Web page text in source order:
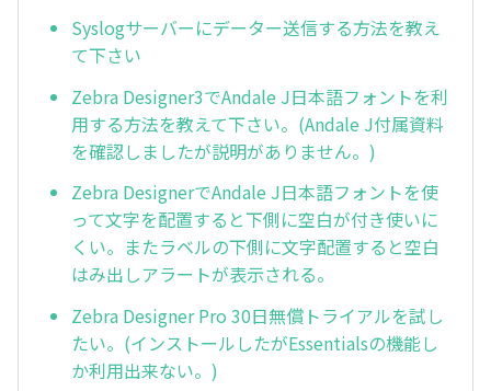
Syslogサーバーにデーター送信する方法を教え
て下さい
Zebra Designer3でAndale J日本語フォントを利
用する方法を教えて下さい。(Andale J付属資料
を確認しましたが説明がありません。)
Zebra DesignerでAndale J日本語フォントを使
って文字を配置すると下側に空白が付き使いに
くい。またラベルの下側に文字配置すると空白
はみ出しアラートが表示される。
Zebra Designer Pro 30日無償トライアルを試し
たい。(インストールしたがEssentialsの機能し
か利用出来ない。)